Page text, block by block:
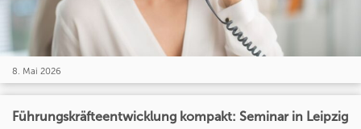
8. Mai 2026
Führungskräfteentwicklung kompakt: Seminar in Leipzig